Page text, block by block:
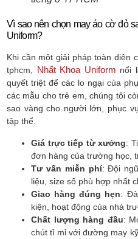
Vì sao nên chọn may áo cờ đỏ
Uniform?
Khi cần một giải pháp toàn diện
tphcm, Nhất Khoa Uniform nổi
quyết triệt để các lo ngại của
các mẫu cho trẻ em, chúng tôi
sao vàng cho người lớn, phục
tập thể.
Giá trực tiếp từ xưởng:
đơn hàng của trường học,
Tư vấn miễn phí: Đội
liệu, size số phù hợp nhất
Giao hàng đúng hẹn:
kiện, hoạt động của nhà
Chất lượng hàng đầu:
chút tỉ mỉ với đường may